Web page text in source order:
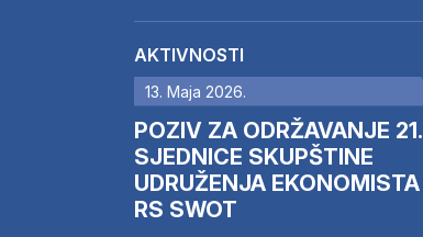
AKTIVNOSTI
13. Maja 2026.
POZIV ZA ODRŽAVANJE 21.
SJEDNICE SKUPŠTINE
UDRUŽENJA EKONOMISTA
RS SWOT